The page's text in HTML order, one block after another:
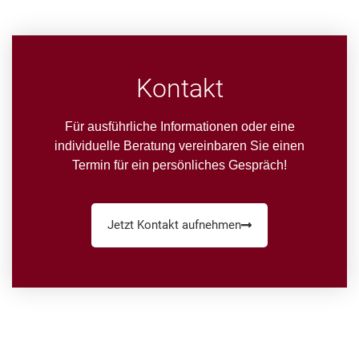
Kontakt
Für ausführliche Informationen oder eine
individuelle Beratung vereinbaren Sie einen
Termin für ein persönliches Gespräch!
Jetzt Kontakt aufnehmen